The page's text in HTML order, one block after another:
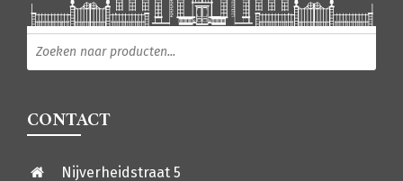
Producten zoeken
CONTACT
Nijverheidstraat 5